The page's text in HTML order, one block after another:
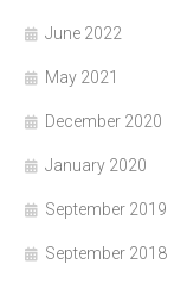
June 2022
May 2021
December 2020
January 2020
September 2019
September 2018